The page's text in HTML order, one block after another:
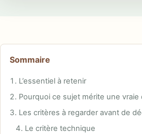
Sommaire
L’essentiel à retenir
Pourquoi ce sujet mérite une vraie
Les critères à regarder avant de
Le critère technique